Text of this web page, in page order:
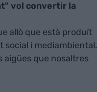
vol convertir la
allò que està produït
social i mediambiental.
aigües que nosaltres